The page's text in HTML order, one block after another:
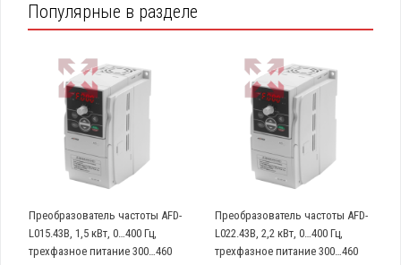
Популярные в разделе
Преобразователь частоты AFD-
L015.43B, 1,5 кВт, 0…400 Гц,
трехфазное питание 300…460
Преобразователь частоты AFD-
L022.43B, 2,2 кВт, 0…400 Гц,
трехфазное питание 300…460